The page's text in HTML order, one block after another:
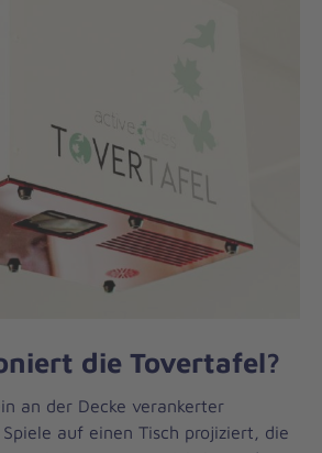
die Tovertafel?
an der Decke verankerter
auf einen Tisch projiziert, die